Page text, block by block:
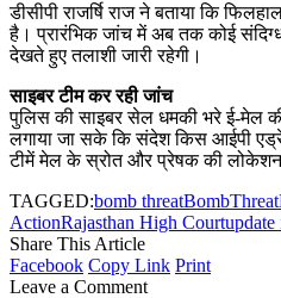
डीसीपी राजर्षि राज ने बताया कि
है। प्रारंभिक जांच में अब तक कोई
देखते हुए तलाशी जारी रहेगी।
साइबर टीम कर रही जांच
पुलिस की साइबर सेल धमकी भरे ई-मेल
लगाया जा सके कि संदेश किस आईपी
टीमें मेल के स्रोत और प्रेषक की
TAGGED:bomb threat
ActionRajasthan High Courtupdate
Share This Article
Facebook Copy Link Print
Leave a Comment